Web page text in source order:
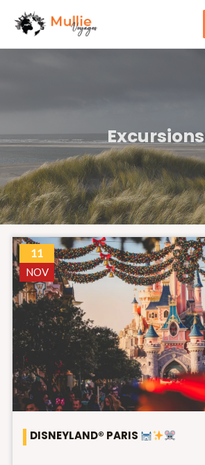
Excursions
11
NOV
DISNEYLAND® PARIS